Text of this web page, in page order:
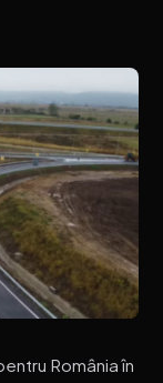
România în